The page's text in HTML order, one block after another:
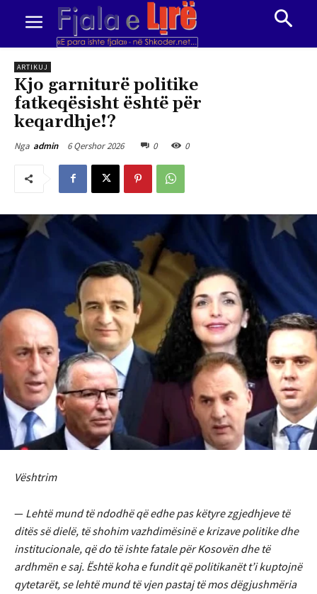
ARTIKUJ
Kjo garniturë politike
fatkeqësisht është për
keqardhje!?
Nga admin 6 Qershor 2026 0 0
Vështrim
— Lehtë mund të ndodhë që edhe pas këtyre zgjedhjeve të
ditës së dielë, të shohim vazhdimësinë e krizave politike dhe
institucionale, që do të ishte fatale për Kosovën dhe të
ardhmën e saj. Është koha e fundit që politikanët t’i kuptojnë
qytetarët, se lehtë mund të vjen pastaj të mos dëgjushmëria